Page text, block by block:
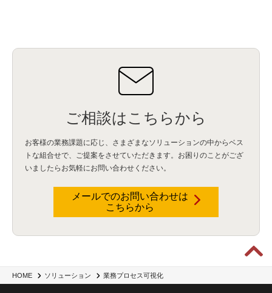
HOME ソリューション 業務プロセス可視化
ご相談はこちらから
お客様の業務課題に応じ、さまざまなソリューションの中からベス
トな組合せで、
ご提案をさせていただきます。お困りのことがござ
いましたらお気軽にお問い合わせください。
メールでのお問い合わせは
こちらから